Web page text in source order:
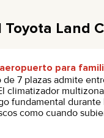
Toyota Land
para
de 7 plazas admite
climatizador
fundamental durante
como cuando